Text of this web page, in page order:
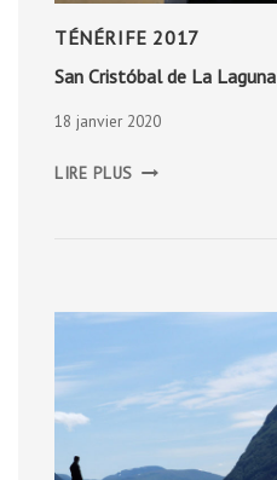
TÉNÉRIFE 2017
San Cristóbal de La Laguna
18 janvier 2020
LIRE PLUS CRISTÓBAL